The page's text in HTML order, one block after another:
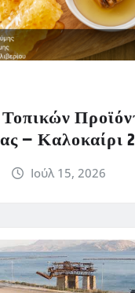
– Καλοκαίρι
Ιούλ 15, 2026